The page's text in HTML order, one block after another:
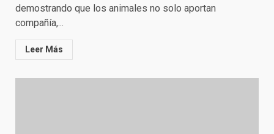
demostrando que los animales no solo aportan
compañía,...
Leer Más